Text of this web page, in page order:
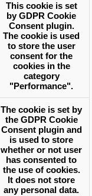
This cookie is set
by GDPR Cookie
Consent plugin.
The cookie is used
to store the user
consent for the
cookies in the
category
"Performance".
The cookie is set by
the GDPR Cookie
Consent plugin and
is used to store
whether or not user
has consented to
the use of cookies.
It does not store
any personal data.